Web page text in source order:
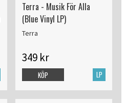
Terra - Musik För Alla
(Blue Vinyl LP)
Terra
349 kr
LP
KÖP